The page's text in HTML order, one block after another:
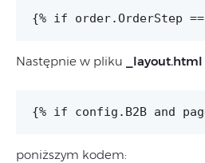
Następnie w pliku _layout.html
poniższym kodem: